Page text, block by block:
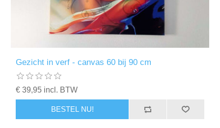
Gezicht in verf - canvas 60 bij 90 cm
€ 39,95 incl. BTW
BESTEL NU!